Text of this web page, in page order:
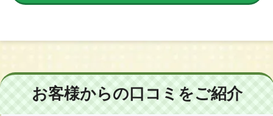
お客様からの口コミをご紹介